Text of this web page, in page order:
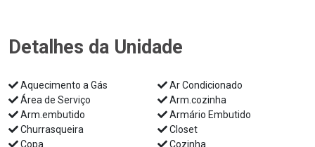
Detalhes da Unidade
Aquecimento a Gás
Ar Condicionado
Área de Serviço
Arm.cozinha
Arm.embutido
Armário Embutido
Churrasqueira
Closet
Copa
Cozinha